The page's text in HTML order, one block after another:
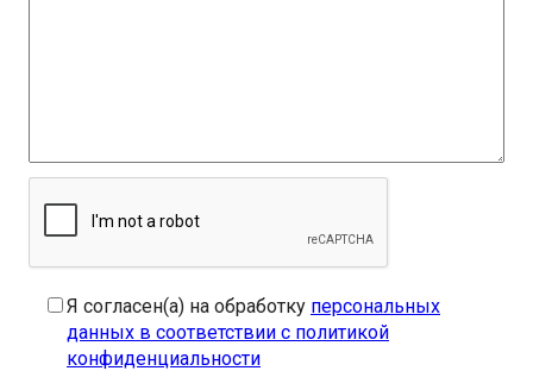
Я согласен(а) на обработку персональных
данных в соответствии с политикой
конфиденциальности